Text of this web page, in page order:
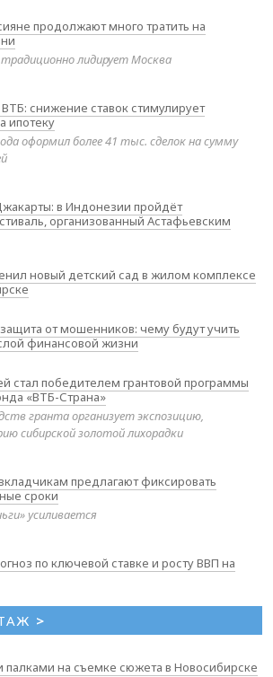
продолжают много тратить на
лидирует Москва
снижение ставок стимулирует
ипотеку
оформил более 41 тыс. сделок на сумму
в Индонезии пройдёт
организованный Астафьевским
новый детский сад в жилом комплексе
от мошенников: чему будут учить
финансовой жизни
стал победителем грантовой программы
«ВТБ-Страна»
гранта организует экспозицию,
сибирской золотой лихорадки
предлагают фиксировать
сроки
усиливается
по ключевой ставке и росту ВВП на
>
палками на съемке сюжета в Новосибирске